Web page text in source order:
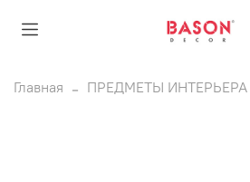
Главная ПРЕДМЕТЫ ИНТЕРЬЕРА